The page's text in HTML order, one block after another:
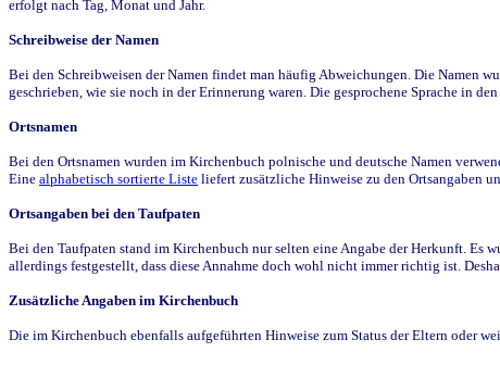
erfolgt nach Tag, Monat und Jahr.
Schreibweise der Namen
Bei den Schreibweisen der Namen findet man häufig Abweichungen. Die Namen
geschrieben, wie sie noch in der Erinnerung waren. Die gesprochene Sprache in
Ortsnamen
Bei den Ortsnamen wurden im Kirchenbuch polnische und deutsche Namen
Eine alphabetisch sortierte Liste liefert zusätzliche Hinweise zu den Ortsangaben
Ortsangaben bei den Taufpaten
Bei den Taufpaten stand im Kirchenbuch nur selten eine Angabe der Herkunft. Es
allerdings festgestellt, dass diese Annahme doch wohl nicht immer richtig ist.
Zusätzliche Angaben im Kirchenbuch
Die im Kirchenbuch ebenfalls aufgeführten Hinweise zum Status der Eltern oder